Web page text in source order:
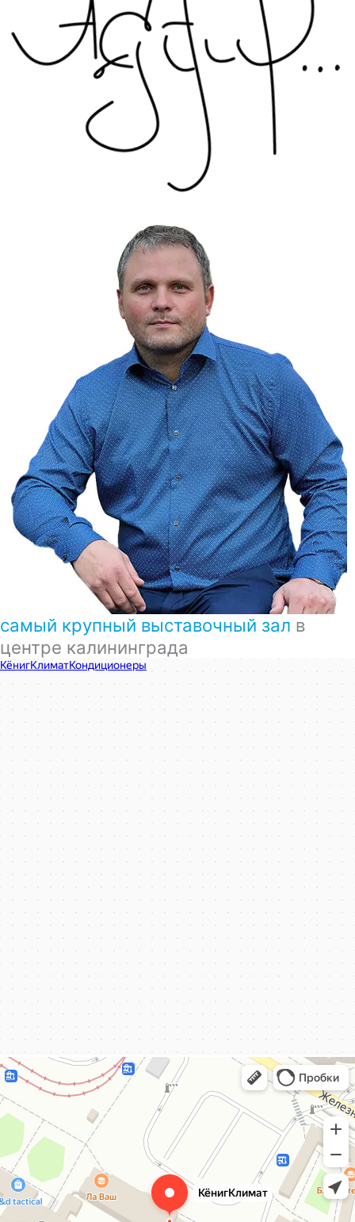
самый крупный выставочный зал в
центре калининграда
КёнигКлимат
Кондиционеры в Калининграде
КёнигКлимат
Кондиционеры в Калининграде
Установка кондиционеров в Калининграде